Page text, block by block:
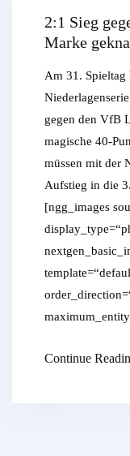
2:1 Sieg
Marke
Am 31. Spieltag
gegen den VfB
magische 40-
müssen mit der
Aufstieg in die
[ngg_images
Continue